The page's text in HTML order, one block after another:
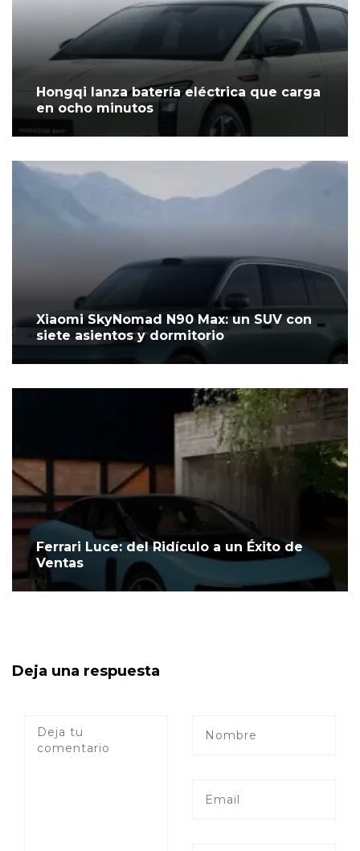
Hongqi lanza batería eléctrica que carga
en ocho minutos
Xiaomi SkyNomad N90 Max: un SUV con
siete asientos y dormitorio
Ferrari Luce: del Ridículo a un Éxito de
Ventas
Deja una respuesta